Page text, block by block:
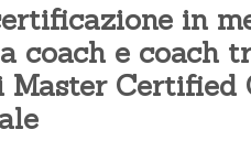
in
coach e coach
Certified